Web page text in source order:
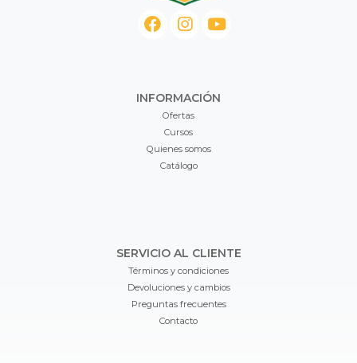
INFORMACIÓN
Ofertas
Cursos
Quienes somos
Catálogo
SERVICIO AL CLIENTE
Términos y condiciones
Devoluciones y cambios
Preguntas frecuentes
Contacto